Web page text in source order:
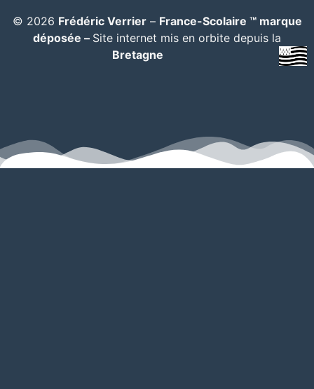
© 2026 Frédéric Verrier– France-Scolaire ™ marque
déposée – Site internet mis en orbite depuis la
Bretagne